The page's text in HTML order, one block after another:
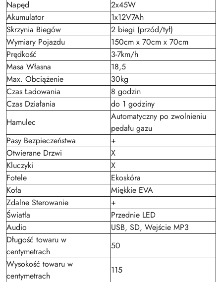
Napęd
2x45W
Akumulator
1x12V7Ah
Skrzynia Biegów
2 biegi (przód/tył)
Wymiary Pojazdu
150cm x 70cm x 70cm
Prędkość
3-7km/h
Masa Własna
18,5
Max. Obciążenie
30kg
Czas Ładowania
8 godzin
Czas Działania
do 1 godziny
Hamulec
Automatyczny po zwolnieniu
pedału gazu
Pasy Bezpieczeństwa
+
Otwierane Drzwi
X
Kluczyki
X
Fotele
Ekoskóra
Koła
Miękkie EVA
Zdalne Sterowanie
+
Światła
Przednie LED
Audio
USB, SD, Wejście MP3
Długość towaru w
centymetrach
50
Wysokość towaru w
centymetrach
115